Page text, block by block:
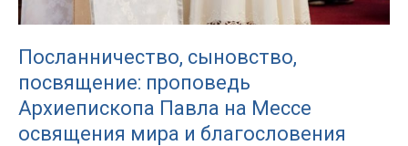
Посланничество, сыновство,
посвящение: проповедь
Архиепископа Павла на Мессе
освящения мира и благословения